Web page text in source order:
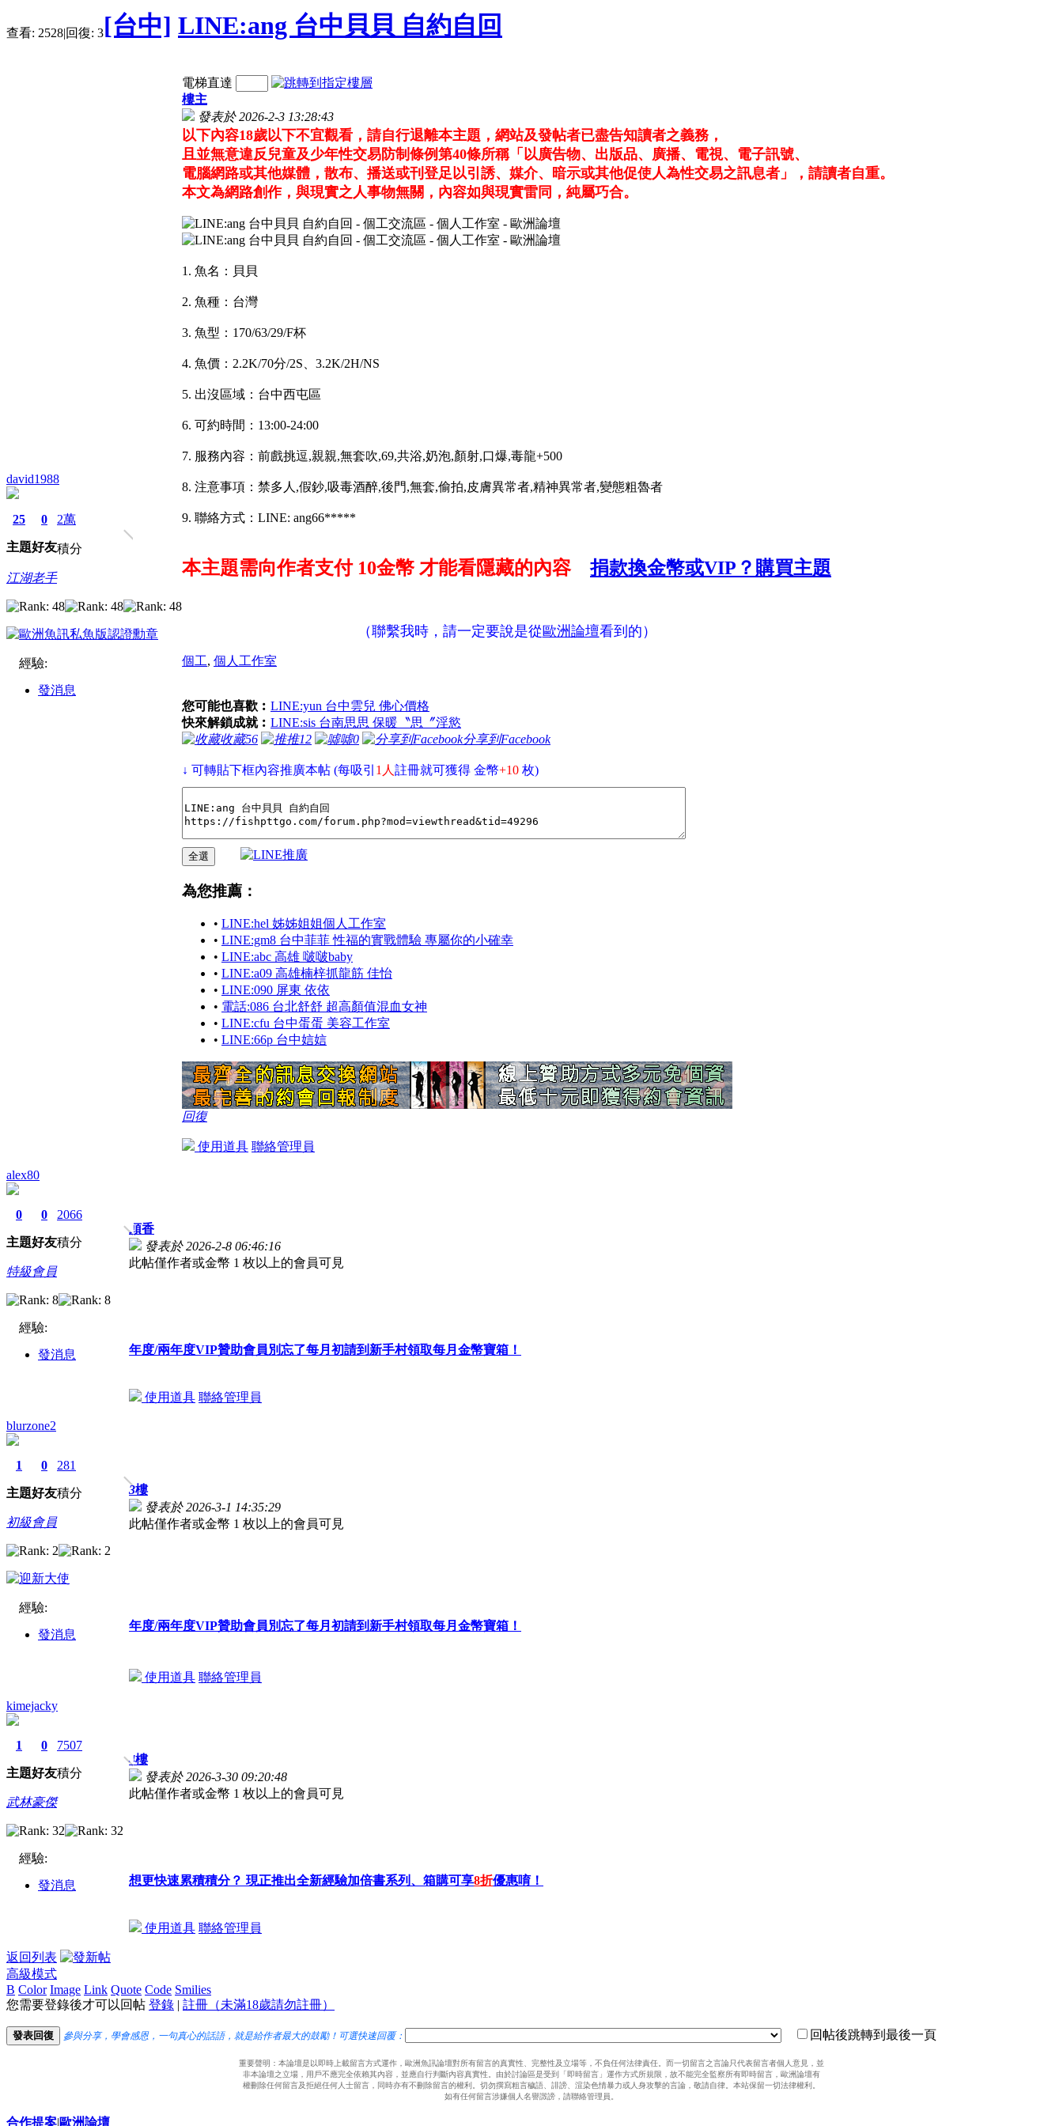
查看: 2528|回復: 3[台中] LINE:ang 台中貝貝 自約自回
david1988
25
主題
0
好友
2萬
積分
江湖老手
經驗:
發消息
電梯直達
樓主
發表於 2026-2-3 13:28:43
以下內容18歲以下不宜觀看，請自行退離本主題，網站及發帖者已盡告知讀者之義務，
且並無意違反兒童及少年性交易防制條例第40條所稱「以廣告物、出版品、廣播、電視、電子訊號、
電腦網路或其他媒體，散布、播送或刊登足以引誘、媒介、暗示或其他促使人為性交易之訊息者」，請讀者自重。
本文為網路創作，與現實之人事物無關，內容如與現實雷同，純屬巧合。
1. 魚名：貝貝
2. 魚種：台灣
3. 魚型：170/63/29/F杯
4. 魚價：2.2K/70分/2S、3.2K/2H/NS
5. 出沒區域：台中西屯區
6. 可約時間：13:00-24:00
7. 服務內容：前戲挑逗,親親,無套吹,69,共浴,奶泡,顏射,口爆,毒龍+500
8. 注意事項：禁多人,假鈔,吸毒酒醉,後門,無套,偷拍,皮膚異常者,精神異常者,變態粗魯者
9. 聯絡方式：LINE: ang66*****
本主題需向作者支付 10金幣才能看隱藏的內容捐款換金幣或VIP？ 購買主題
（聯繫我時，請一定要說是從歐洲論壇看到的）
個工, 個人工作室
您可能也喜歡︰ LINE:yun 台中雲兒 佛心價格
快來解鎖成就︰ LINE:sis 台南思思 保暖〝思〞淫慾
收藏56 推12 噓0 分享到Facebook
↓ 可轉貼下框內容推廣本帖 (每吸引 1人 註冊就可獲得 金幣+10 枚)
為您推薦：
• LINE:hel 姊姊姐姐個人工作室
• LINE:gm8 台中菲菲 性福的實戰體驗 專屬你的小確幸
• LINE:abc 高雄 啵啵baby
• LINE:a09 高雄楠梓抓龍筋 佳怡
• LINE:090 屏東 依依
• 電話:086 台北舒舒 超高顏值混血女神
• LINE:cfu 台中蛋蛋 美容工作室
• LINE:66p 台中娮娮
回復
使用道具 聯絡管理員
alex80
0
主題
0
好友
2066
積分
特級會員
經驗:
發消息
頭香
發表於 2026-2-8 06:46:16
此帖僅作者或金幣 1 枚以上的會員可見
年度/兩年度VIP贊助會員別忘了每月初請到新手村領取每月金幣寶箱！
使用道具 聯絡管理員
blurzone2
1
主題
0
好友
281
積分
初級會員
經驗:
發消息
3樓
發表於 2026-3-1 14:35:29
此帖僅作者或金幣 1 枚以上的會員可見
年度/兩年度VIP贊助會員別忘了每月初請到新手村領取每月金幣寶箱！
使用道具 聯絡管理員
kimejacky
1
主題
0
好友
7507
積分
武林豪傑
經驗:
發消息
4樓
發表於 2026-3-30 09:20:48
此帖僅作者或金幣 1 枚以上的會員可見
想更快速累積積分？ 現正推出全新經驗加倍書系列、箱購可享8折優惠唷！
使用道具 聯絡管理員
返回列表
高級模式
B Color Image Link Quote Code Smilies
您需要登錄後才可以回帖 登錄 | 註冊（未滿18歲請勿註冊）
發表回復 參與分享，學會感恩，一句真心的話語，就是給作者最大的鼓勵！可選快速回覆： 回帖後跳轉到最後一頁
重要聲明：本論壇是以即時上載留言方式運作，歐洲魚訊論壇對所有留言的真實性、完整性及立場等，不負任何法律責任。而一切留言之言論只代表留言者個人意見，並
非本論壇之立場，用戶不應完全依賴其內容，並應自行判斷內容真實性。由於討論區是受到「即時留言」運作方式所規限，故不能完全監察所有即時留言，歐洲論壇有
權刪除任何留言及拒絕任何人士留言，同時亦有不刪除留言的權利。切勿撰寫粗言穢語、誹謗、渲染色情暴力或人身攻擊的言論，敬請自律。本站保留一切法律權利。
如有任何留言涉嫌個人名譽譭謗，請聯絡管理員。
合作提案|歐洲論壇